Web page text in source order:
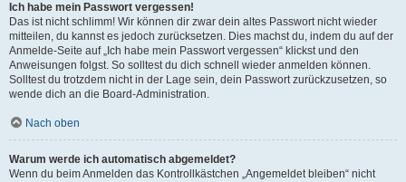
Ich habe mein Passwort vergessen!
Das ist nicht schlimm! Wir können dir zwar dein altes Passwort nicht wieder
mitteilen, du kannst es jedoch zurücksetzen. Dies machst du, indem du auf der
Anmelde-Seite auf „Ich habe mein Passwort vergessen“ klickst und den
Anweisungen folgst. So solltest du dich schnell wieder anmelden können.
Solltest du trotzdem nicht in der Lage sein, dein Passwort zurückzusetzen, so
wende dich an die Board-Administration.
Nach oben
Warum werde ich automatisch abgemeldet?
Wenn du beim Anmelden das Kontrollkästchen „Angemeldet bleiben“ nicht